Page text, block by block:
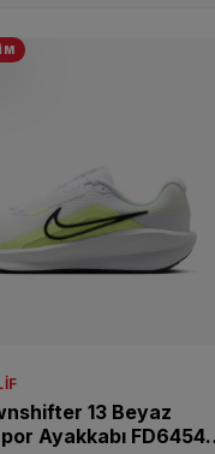
13 Beyaz
Ayakkabı FD6454-